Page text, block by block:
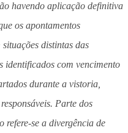
havendo aplicação definitiva
os apontamentos
distintas das
identificados com vencimento
durante a vistoria,
Parte dos
refere-se a divergência de